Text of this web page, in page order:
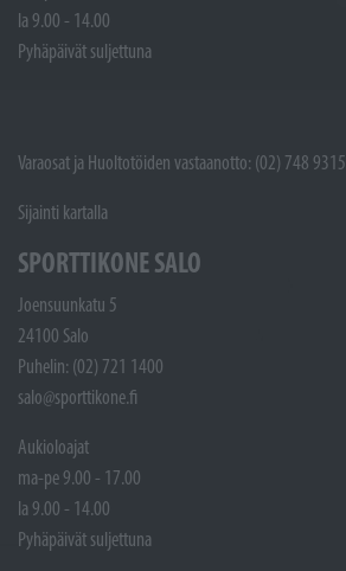
la 9.00 - 14.00
Pyhäpäivät suljettuna
Varaosat ja Huoltotöiden vastaanotto: (02) 748 9315
Sijainti kartalla
SPORTTIKONE SALO
Joensuunkatu 5
24100 Salo
Puhelin: (02) 721 1400
salo@sporttikone.fi
Aukioloajat
ma-pe 9.00 - 17.00
la 9.00 - 14.00
Pyhäpäivät suljettuna